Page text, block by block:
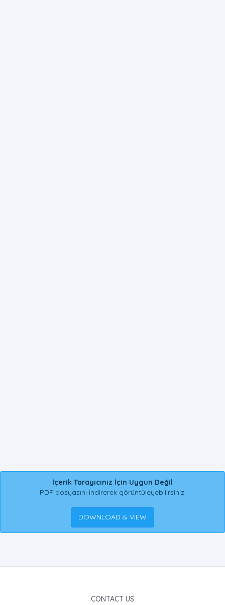
İçerik Tarayıcınız İçin Uygun Değil
PDF dosyasını indirerek görüntüleyebilirsiniz.
DOWNLOAD & VIEW
CONTACT US